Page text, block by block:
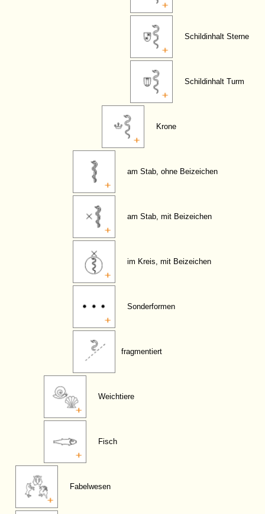
Schildinhalt Sterne
Schildinhalt Turm
Krone
am Stab, ohne Beizeichen
am Stab, mit Beizeichen
im Kreis, mit Beizeichen
Sonderformen
fragmentiert
Weichtiere
Fisch
Fabelwesen